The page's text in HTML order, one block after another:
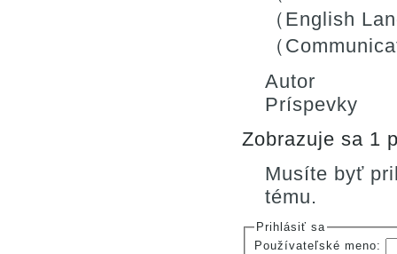
（English
（
Autor
Príspevky
Zobrazuje sa 1
Musíte byť
tému.
Prihlásiť sa
Používateľské meno: